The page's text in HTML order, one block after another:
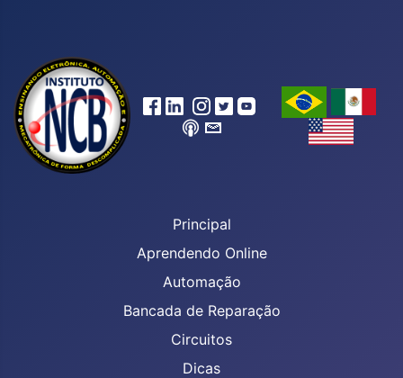
Principal
Aprendendo Online
Automação
Bancada de Reparação
Circuitos
Dicas